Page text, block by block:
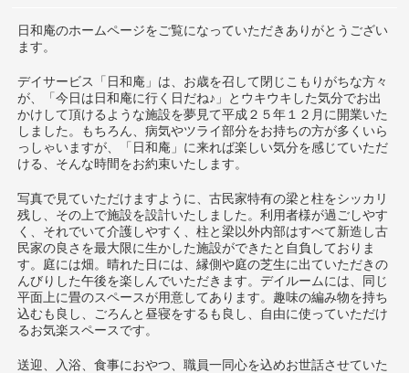
日和庵のホームページをご覧になっていただきありがとうござい
ます。
デイサービス「日和庵」は、お歳を召して閉じこもりがちな方々
が、「今日は日和庵に行く日だね♪」とウキウキした気分でお出
かけして頂けるような施設を夢見て平成２５年１２月に開業いた
しました。もちろん、病気やツライ部分をお持ちの方が多くいら
っしゃいますが、「日和庵」に来れば楽しい気分を感じていただ
ける、そんな時間をお約束いたします。
写真で見ていただけますように、古民家特有の梁と柱をシッカリ
残し、その上で施設を設計いたしました。利用者様が過ごしやす
く、それでいて介護しやすく、柱と梁以外内部はすべて新造し古
民家の良さを最大限に生かした施設ができたと自負しておりま
す。庭には畑。晴れた日には、縁側や庭の芝生に出ていただきの
んびりした午後を楽しんでいただきます。デイルームには、同じ
平面上に畳のスペースが用意してあります。趣味の編み物を持ち
込むも良し、ごろんと昼寝をするも良し、自由に使っていただけ
るお気楽スペースです。
送迎、入浴、食事におやつ、職員一同心を込めお世話させていた